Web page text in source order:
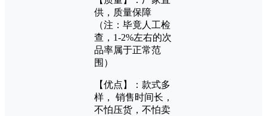
供，质量保障
（注：毕竟人工检
查，1-2%左右的次
品率属于正常范
围）
【优点】：款式多
样， 销售时间长，
不怕压货，不怕卖